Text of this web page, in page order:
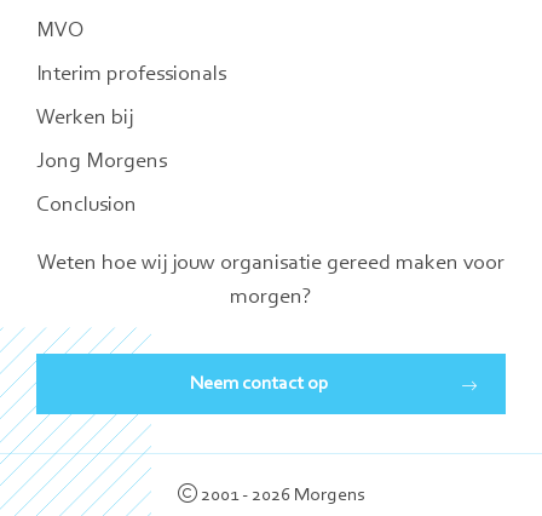
MVO
Interim professionals
Werken bij
Jong Morgens
Conclusion
Weten hoe wij jouw organisatie gereed maken voor
morgen?
Neem contact op
2001 - 2026 Morgens